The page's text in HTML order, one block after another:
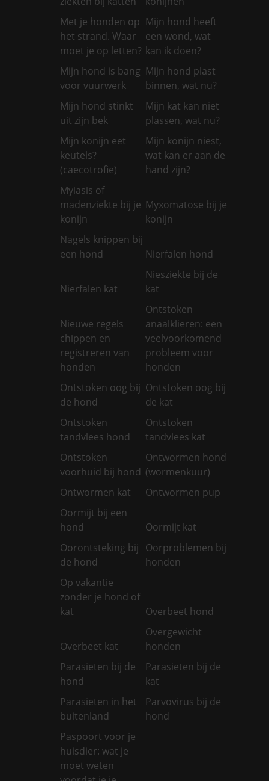
Met je honden op
het strand. Waar
moet je op letten?
Mijn hond heeft
een wond, wat
kan ik doen?
Mijn hond is bang
voor vuurwerk
Mijn hond plast
binnen, wat nu?
Mijn hond stinkt
uit zijn bek
Mijn kat kan niet
plassen, wat nu?
Mijn konijn eet
keutels?
(caecotrofie)
Mijn konijn niest,
wat kan er aan de
hand zijn?
Myiasis of
madenziekte bij je
konijn
Myxomatose bij je
konijn
Nagels knippen bij
een hond
Nierfalen hond
Nierfalen kat
Niesziekte bij de
kat
Nieuwe regels
chippen en
registreren van
honden
Ontstoken
anaalklieren: een
veelvoorkomend
probleem voor
honden
Ontstoken oog bij
de hond
Ontstoken oog bij
de kat
Ontstoken
tandvlees hond
Ontstoken
tandvlees kat
Ontstoken
voorhuid bij hond
Ontwormen hond
(wormenkuur)
Ontwormen kat
Ontwormen pup
Oormijt bij een
hond
Oormijt kat
Oorontsteking bij
de hond
Oorproblemen bij
honden
Op vakantie
zonder je hond of
kat
Overbeet hond
Overbeet kat
Overgewicht
honden
Parasieten bij de
hond
Parasieten bij de
kat
Parasieten in het
buitenland
Parvovirus bij de
hond
Paspoort voor je
huisdier: wat je
moet weten